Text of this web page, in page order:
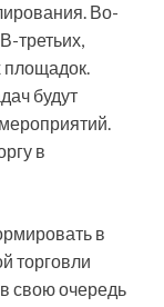
Во-
третьих,
площадок.
будут
в
в
торговли
свою очередь